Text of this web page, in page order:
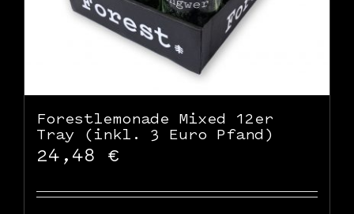
Forestlemonade Mixed 12er
Tray (inkl. 3 Euro Pfand)
24,48 €